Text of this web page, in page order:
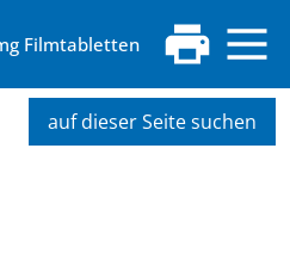
Filmtabletten
auf dieser Seite suchen